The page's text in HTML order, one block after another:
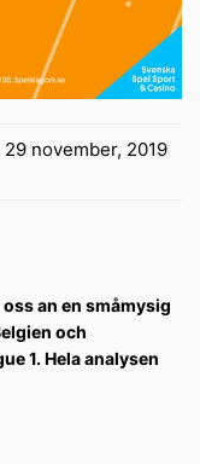
29 november, 2019
an en småmysig
och
1. Hela analysen